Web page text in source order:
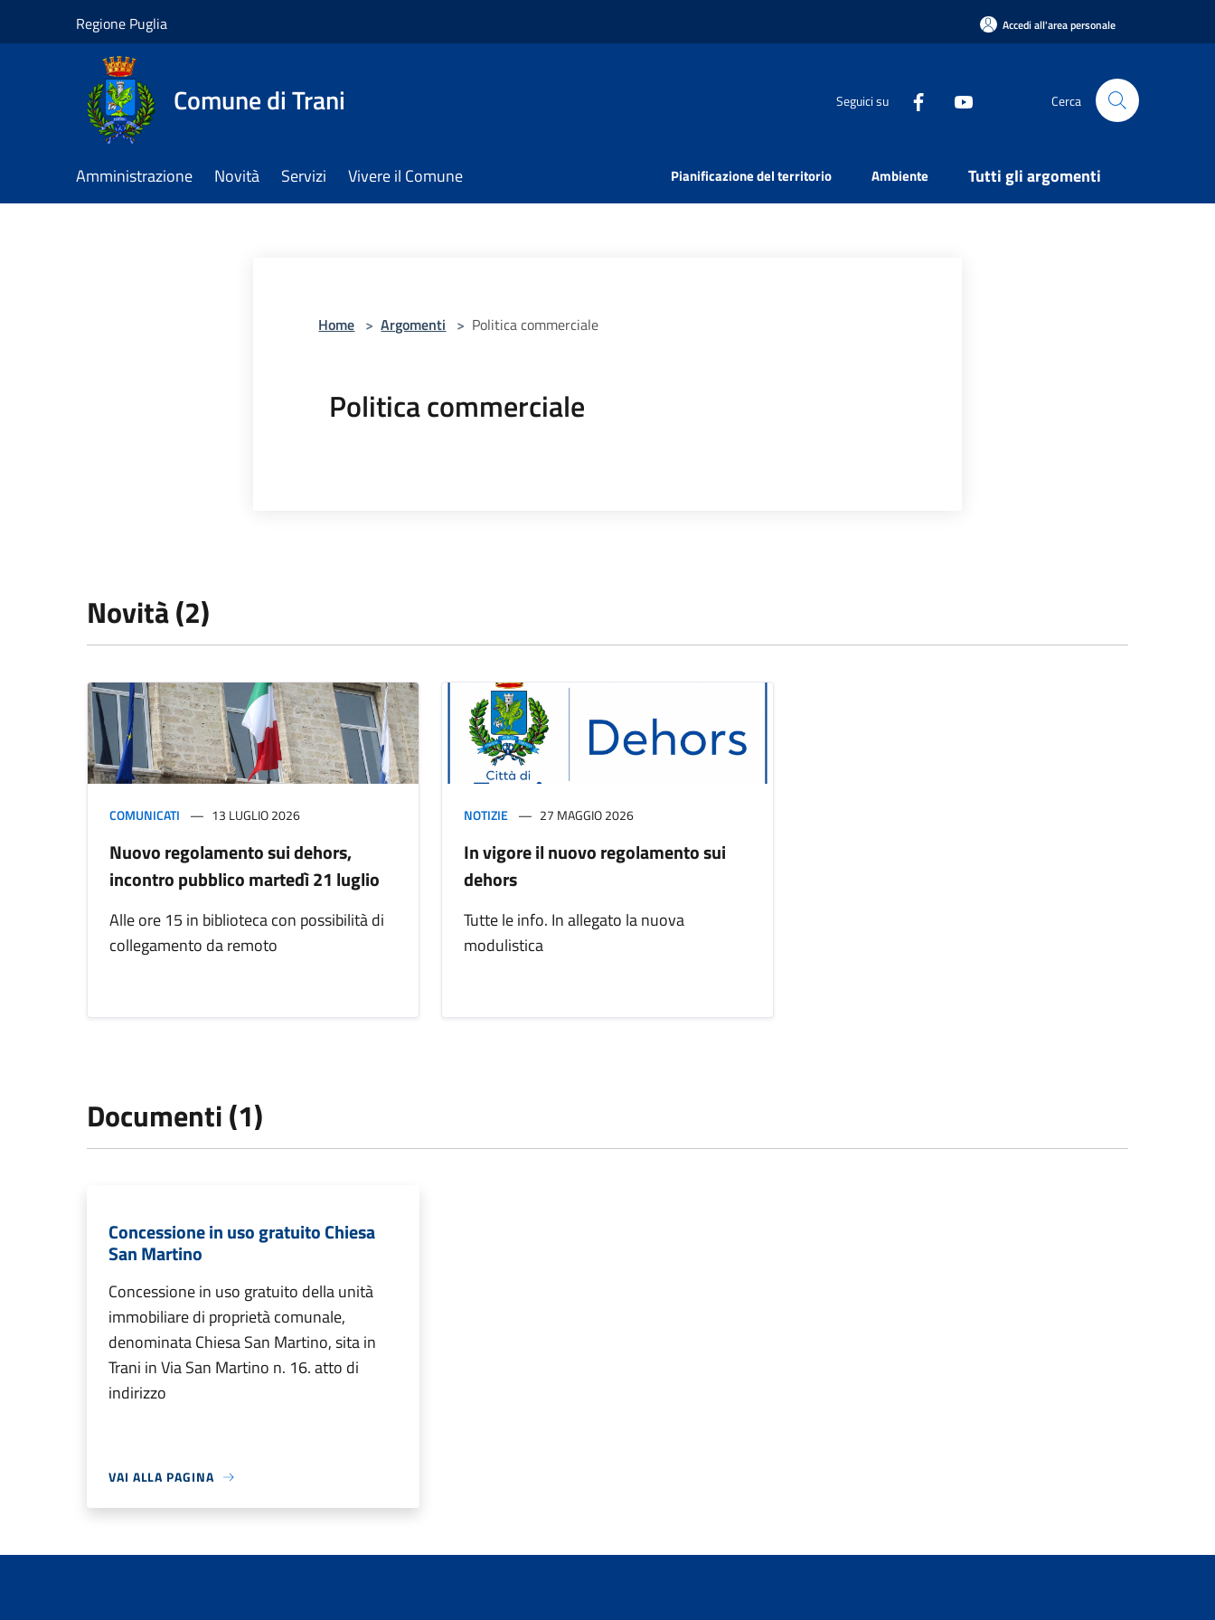
Regione Puglia Accedi all'area personale
Comune di Trani Seguici su Cerca
Amministrazione Novità Servizi Vivere il Comune Pianificazione del territorio Ambiente Tutti gli argomenti
Home > Argomenti > Politica commerciale
Politica commerciale
Novità (2)
COMUNICATI 13 LUGLIO 2026
Nuovo regolamento sui dehors,
incontro pubblico martedì 21 luglio
Alle ore 15 in biblioteca con possibilità di
collegamento da remoto
NOTIZIE 27 MAGGIO 2026
In vigore il nuovo regolamento sui
dehors
Tutte le info. In allegato la nuova
modulistica
Documenti (1)
Concessione in uso gratuito Chiesa
San Martino
Concessione in uso gratuito della unità
immobiliare di proprietà comunale,
denominata Chiesa San Martino, sita in
Trani in Via San Martino n. 16. atto di
indirizzo
VAI ALLA PAGINA